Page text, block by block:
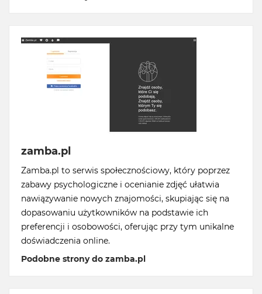
zamba.pl
Zamba.pl to serwis społecznościowy, który poprzez
zabawy psychologiczne i ocenianie zdjęć ułatwia
nawiązywanie nowych znajomości, skupiając się na
dopasowaniu użytkowników na podstawie ich
preferencji i osobowości, oferując przy tym unikalne
doświadczenia online.
Podobne strony do zamba.pl